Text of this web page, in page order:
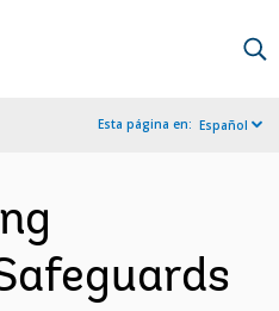
Esta página en: Español